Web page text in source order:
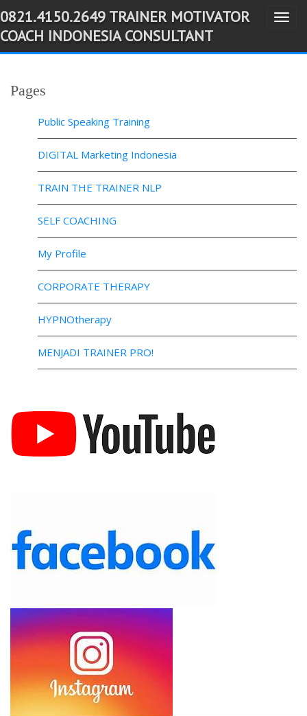
-->
T
g
v
g
0821.4150.2649 TRAINER MOTIVATOR
COACH INDONESIA CONSULTANT
Pages
Public Speaking Training
DIGITAL Marketing Indonesia
TRAIN THE TRAINER NLP
SELF COACHING
My Profile
CORPORATE THERAPY
HYPNOtherapy
MENJADI TRAINER PRO!